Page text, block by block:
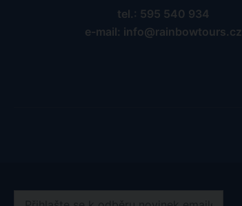
tel.: 595 540 934
e-mail: info@rainbowtours.cz